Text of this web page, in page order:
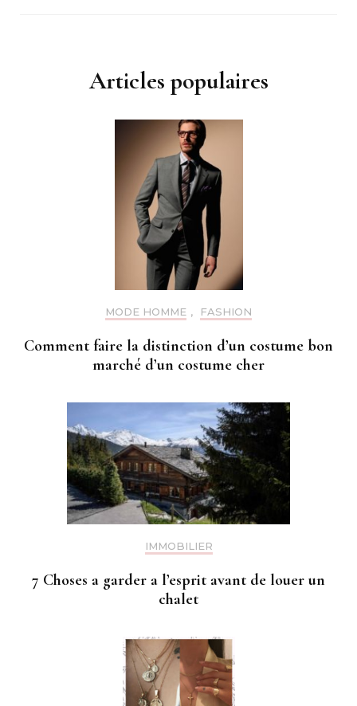
Articles populaires
MODE HOMME , FASHION
Comment faire la distinction d’un costume bon
marché d’un costume cher
IMMOBILIER
7 Choses a garder a l’esprit avant de louer un
chalet